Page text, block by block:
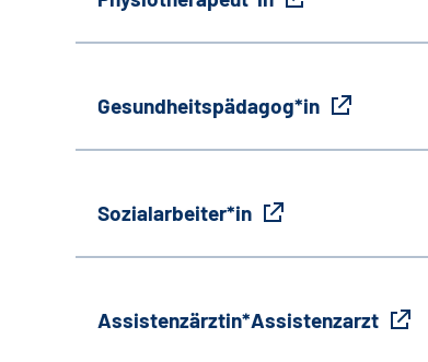
Gesundheitspädagog*in
Sozialarbeiter*in
Assistenzärztin*Assistenzarzt